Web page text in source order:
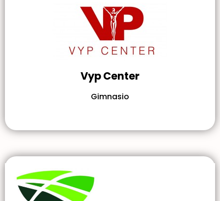
Vyp Center
Gimnasio